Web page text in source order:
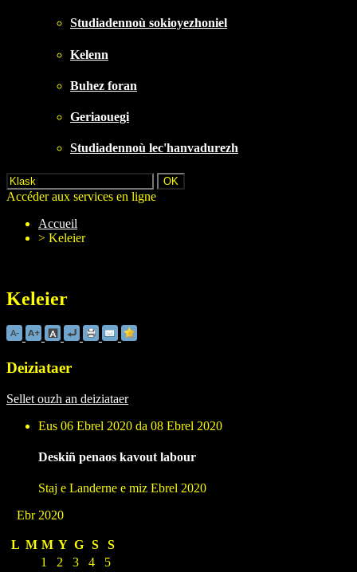
Studiadennoù sokioyezhoniel
Kelenn
Buhez foran
Geriaouegi
Studiadennoù lec'hanvadurezh
Accéder aux services en ligne
Accueil
> Keleier
Keleier
Deiziataer
Sellet ouzh an deiziataer
Eus 06 Ebrel 2020 da 08 Ebrel 2020
Deskiñ penaos kavout labour
Staj e Landerne e miz Ebrel 2020
Ebr 2020
L M M Y G S
S
1
2 3 4
5